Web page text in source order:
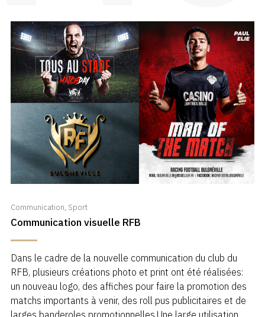
Communication, Sport
Communication visuelle RFB
Dans le cadre de la nouvelle communication du club du
RFB, plusieurs créations photo et print ont été réalisées:
un nouveau logo, des affiches pour faire la promotion des
matchs importants à venir, des roll pus publicitaires et de
larges banderoles promotionnelles.Une large utilisation